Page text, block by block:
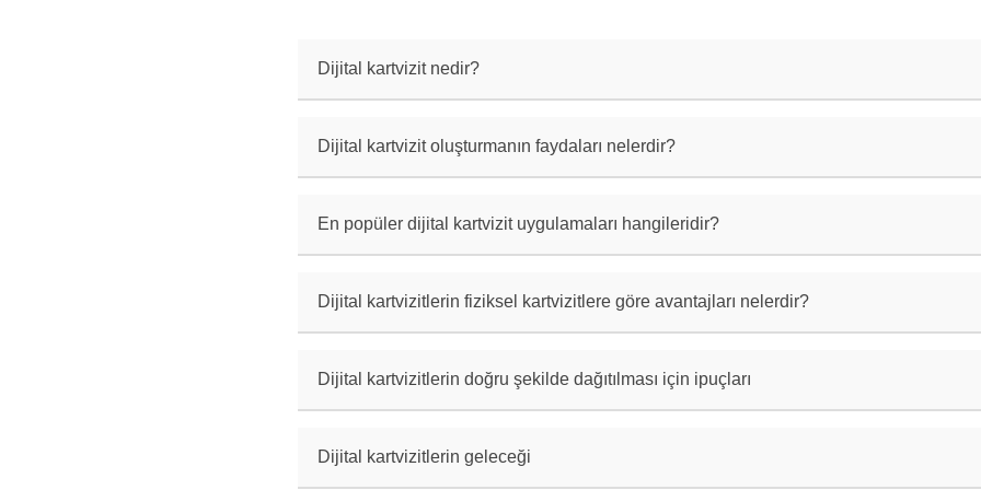
Dijital kartvizit nedir?
Dijital kartvizit oluşturmanın faydaları nelerdir?
En popüler dijital kartvizit uygulamaları hangileridir?
Dijital kartvizitlerin fiziksel kartvizitlere göre avantajları nelerdir?
Dijital kartvizitlerin doğru şekilde dağıtılması için ipuçları
Dijital kartvizitlerin geleceği